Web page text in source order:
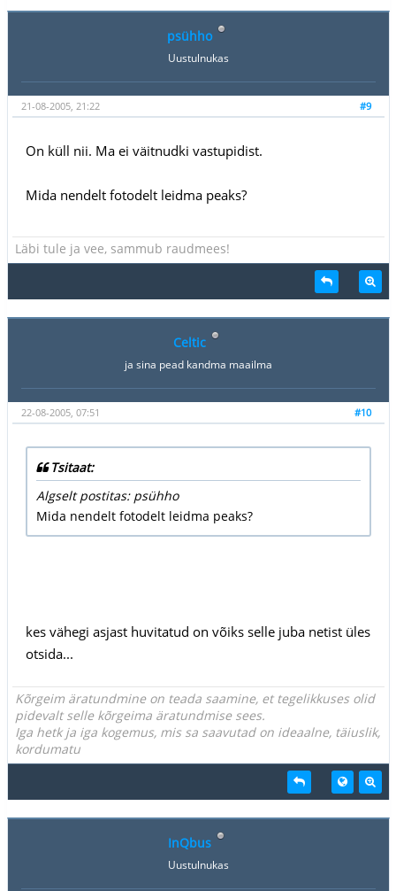
psühho
Uustulnukas
#9
21-08-2005, 21:22
On küll nii. Ma ei väitnudki vastupidist.
Mida nendelt fotodelt leidma peaks?
Läbi tule ja vee, sammub raudmees!
Celtic
ja sina pead kandma maailma
#10
22-08-2005, 07:51
Tsitaat:
Algselt postitas: psühho
Mida nendelt fotodelt leidma peaks?
kes vähegi asjast huvitatud on võiks selle juba netist üles
otsida...
Kõrgeim äratundmine on teada saamine, et tegelikkuses olid
pidevalt selle kõrgeima äratundmise sees.
Iga hetk ja iga kogemus, mis sa saavutad on ideaalne, täiuslik,
kordumatu
InQbus
Uustulnukas